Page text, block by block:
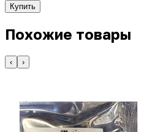
Купить
Похожие товары
‹ ›